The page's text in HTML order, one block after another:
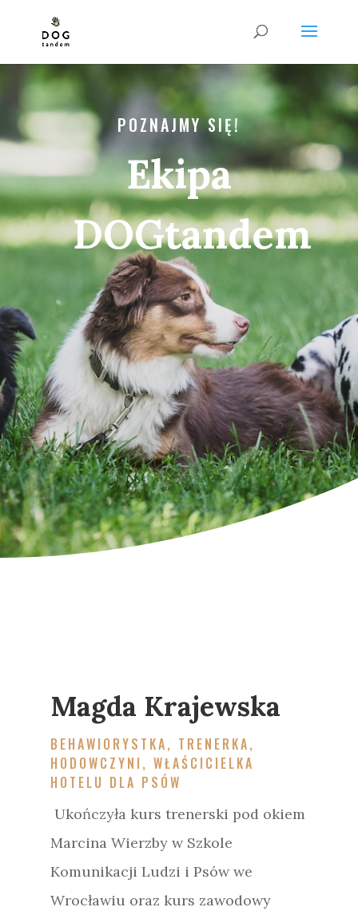
POZNAJMY SIĘ!
Ekipa
DOGtandem
Magda Krajewska
BEHAWIORYSTKA, TRENERKA,
HODOWCZYNI, WŁAŚCICIELKA
HOTELU DLA PSÓW
Ukończyła kurs trenerski pod okiem
Marcina Wierzby w Szkole
Komunikacji Ludzi i Psów we
Wrocławiu oraz kurs zawodowy